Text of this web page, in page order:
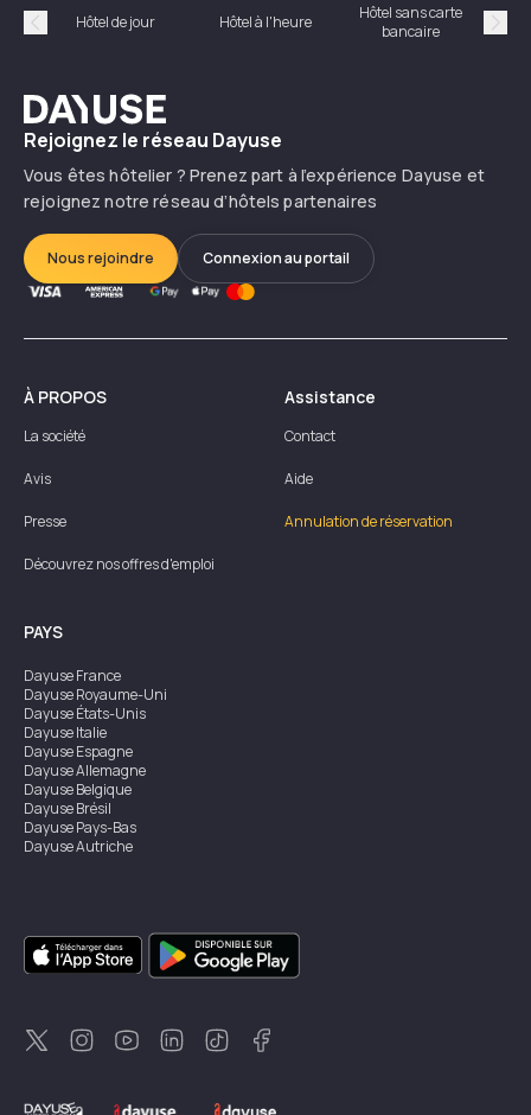
Précédent
Hôtel de jour Hôtel à l'heure
Hôtel sans carte
bancaire
Dayuse
Rejoignez le réseau Dayuse
Vous êtes hôtelier ? Prenez part à l’expérience Dayuse et
rejoignez notre réseau d’hôtels partenaires
Nous rejoindre Connexion au portail
À PROPOS
La société
Avis
Presse
Découvrez nos offres d'emploi
Assistance
Contact
Aide
Annulation de réservation
PAYS
DayuseFrance
DayuseRoyaume-Uni
DayuseÉtats-Unis
DayuseItalie
DayuseEspagne
DayuseAllemagne
DayuseBelgique
DayuseBrésil
DayusePays-Bas
DayuseAutriche
DayuseSingapour
DayuseSuède
DayuseThaïlande
DayuseNouvelle-Zélande
DayuseTurquie